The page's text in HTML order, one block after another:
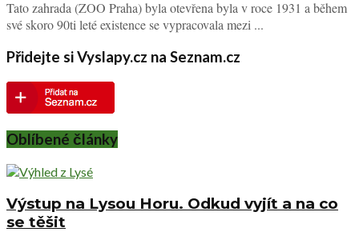
Tato zahrada (ZOO Praha) byla otevřena byla v roce 1931 a během
své skoro 90ti leté existence se vypracovala mezi ...
Přidejte si Vyslapy.cz na Seznam.cz
Oblíbené články
Výstup na Lysou Horu. Odkud vyjít a na co
se těšit